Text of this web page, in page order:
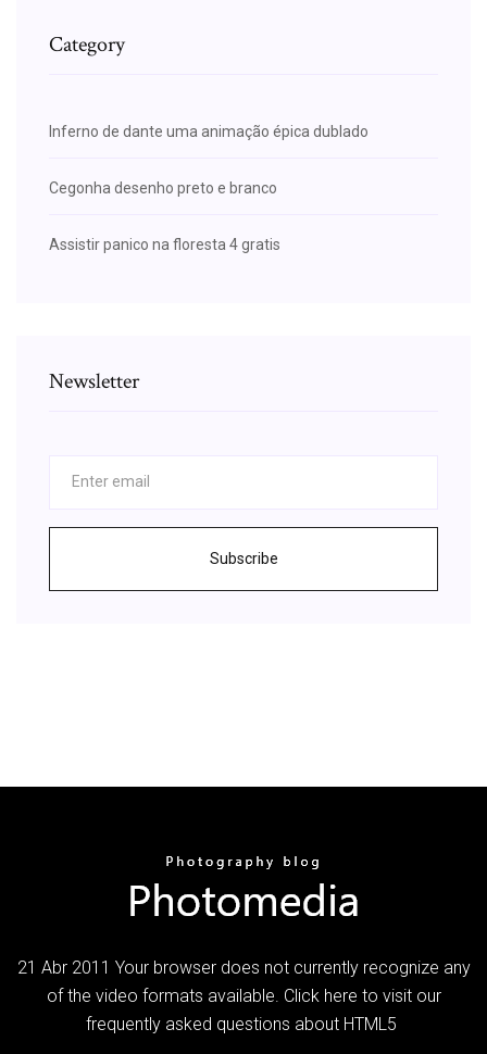
Category
Inferno de dante uma animação épica dublado
Cegonha desenho preto e branco
Assistir panico na floresta 4 gratis
Newsletter
Subscribe
21 Abr 2011 Your browser does not currently recognize any
of the video formats available. Click here to visit our
frequently asked questions about HTML5